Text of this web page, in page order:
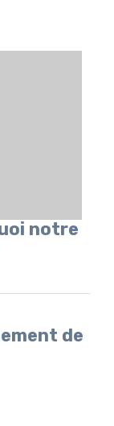
notre
de